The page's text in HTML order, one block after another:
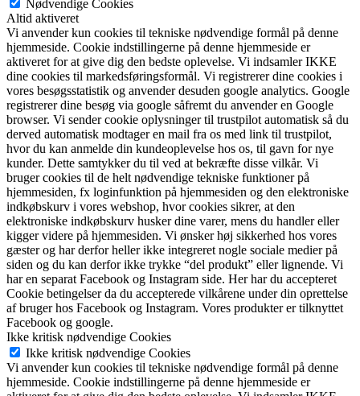
Nødvendige Cookies
Altid aktiveret
Vi anvender kun cookies til tekniske nødvendige formål på denne
hjemmeside. Cookie indstillingerne på denne hjemmeside er
aktiveret for at give dig den bedste oplevelse. Vi indsamler IKKE
dine cookies til markedsføringsformål. Vi registrerer dine cookies i
vores besøgsstatistik og anvender desuden google analytics. Google
registrerer dine besøg via google såfremt du anvender en Google
browser. Vi sender cookie oplysninger til trustpilot automatisk så du
derved automatisk modtager en mail fra os med link til trustpilot,
hvor du kan anmelde din kundeoplevelse hos os, til gavn for nye
kunder. Dette samtykker du til ved at bekræfte disse vilkår. Vi
bruger cookies til de helt nødvendige tekniske funktioner på
hjemmesiden, fx loginfunktion på hjemmesiden og den elektroniske
indkøbskurv i vores webshop, hvor cookies sikrer, at den
elektroniske indkøbskurv husker dine varer, mens du handler eller
kigger videre på hjemmesiden. Vi ønsker høj sikkerhed hos vores
gæster og har derfor heller ikke integreret nogle sociale medier på
siden og du kan derfor ikke trykke “del produkt” eller lignende. Vi
har en separat Facebook og Instagram side. Her har du accepteret
Cookie betingelser da du accepterede vilkårene under din oprettelse
af bruger hos Facebook og Instagram. Vores produkter er tilknyttet
Facebook og google.
Ikke kritisk nødvendige Cookies
Ikke kritisk nødvendige Cookies
Vi anvender kun cookies til tekniske nødvendige formål på denne
hjemmeside. Cookie indstillingerne på denne hjemmeside er